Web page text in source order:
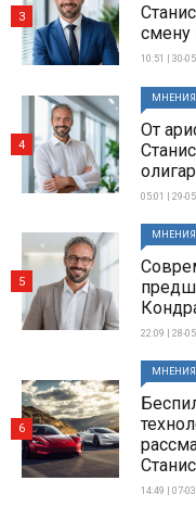
смену
10:51 | 30-
3
МНЕНИЯ
От
05:01 | 29-
4
МНЕНИЯ
22:09 | 28-
5
МНЕНИЯ
14:49 | 07-
6